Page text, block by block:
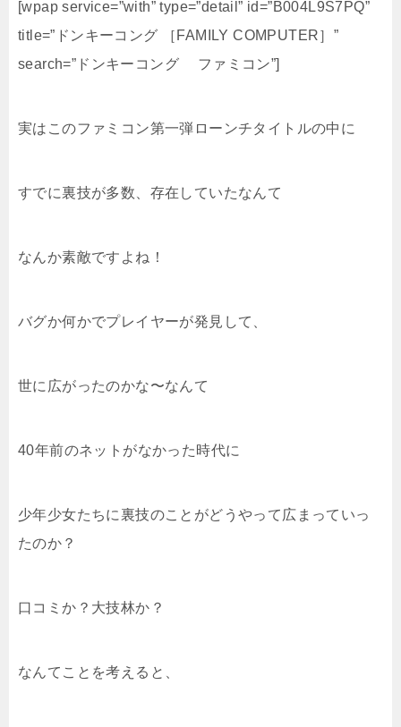
[wpap service=”with” type=”detail” id=”B004L9S7PQ”
title=”ドンキーコング ［FAMILY COMPUTER］”
search=”ドンキーコング ファミコン”]
実はこのファミコン第一弾ローンチタイトルの中に
すでに裏技が多数、存在していたなんて
なんか素敵ですよね！
バグか何かでプレイヤーが発見して、
世に広がったのかな〜なんて
40年前のネットがなかった時代に
少年少女たちに裏技のことがどうやって広まっていっ
たのか？
口コミか？大技林か？
なんてことを考えると、